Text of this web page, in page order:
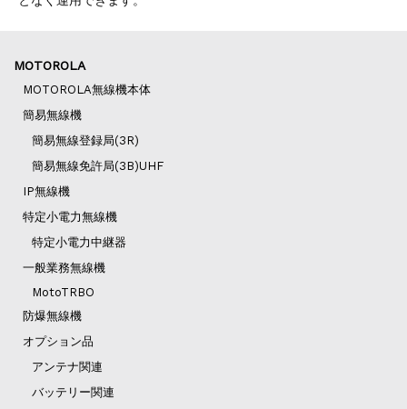
MOTOROLA
MOTOROLA無線機本体
簡易無線機
簡易無線登録局(3R)
簡易無線免許局(3B)UHF
IP無線機
特定小電力無線機
特定小電力中継器
一般業務無線機
MotoTRBO
防爆無線機
オプション品
アンテナ関連
バッテリー関連